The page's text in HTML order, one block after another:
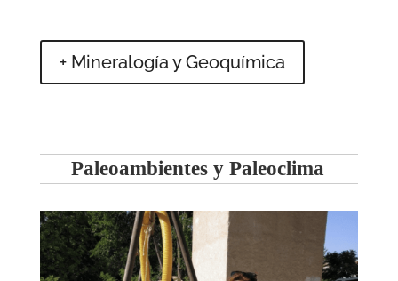
+ Mineralogía y Geoquímica
Paleoambientes y Paleoclima